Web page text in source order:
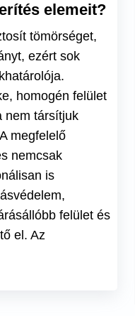
elemeit?
tömörséget,
ezért sok
homogén felület
nem társítjuk
megfelelő
nemcsak
is
felület és
el. Az